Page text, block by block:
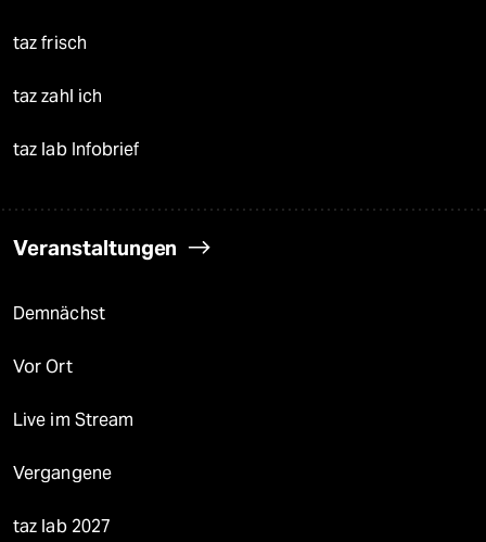
taz frisch
taz zahl ich
taz lab Infobrief
Veranstaltungen
Demnächst
Vor Ort
Live im Stream
Vergangene
taz lab 2027